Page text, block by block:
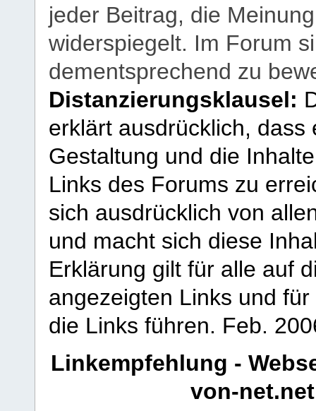
jeder Beitrag, die
widerspiegelt. Im Forum
dementsprechend zu
Distanzierungsklausel:
erklärt ausdrücklich,
Gestaltung und die
Links des Forums zu
sich ausdrücklich von
und macht sich diese
Erklärung gilt für alle auf
angezeigten Links und
die Links führen. Feb.
Linkempfehlung -
von-net.net